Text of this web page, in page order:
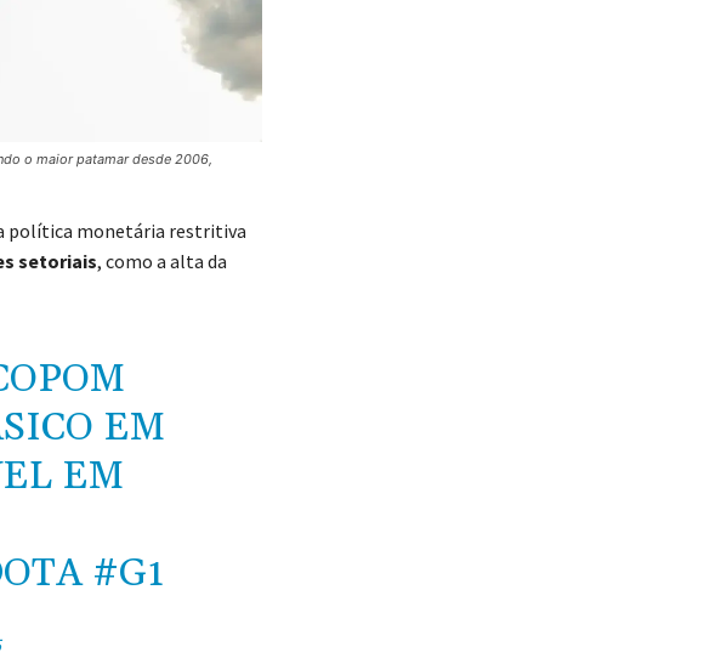
o maior patamar desde 2006,
política monetária restritiva
setoriais, como a alta da
EM
EM
#G1